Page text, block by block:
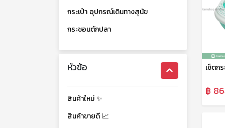
กระเป๋า อุปกรณ์เดินทางสุนัข
กระชอนตักปลา
หัวข้อ
สินค้าใหม่ ✨
สินค้าขายดี 📈
฿